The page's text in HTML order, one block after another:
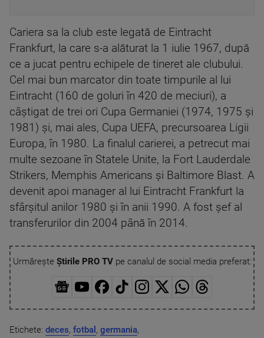
Cariera sa la club este legată de Eintracht
Frankfurt, la care s-a alăturat la 1 iulie 1967, după
ce a jucat pentru echipele de tineret ale clubului.
Cel mai bun marcator din toate timpurile al lui
Eintracht (160 de goluri în 420 de meciuri), a
câştigat de trei ori Cupa Germaniei (1974, 1975 şi
1981) şi, mai ales, Cupa UEFA, precursoarea Ligii
Europa, în 1980. La finalul carierei, a petrecut mai
multe sezoane în Statele Unite, la Fort Lauderdale
Strikers, Memphis Americans şi Baltimore Blast. A
devenit apoi manager al lui Eintracht Frankfurt la
sfârşitul anilor 1980 şi în anii 1990. A fost şef al
transferurilor din 2004 până în 2014.
Urmărește Știrile PRO TVpe canalul de social media preferat:
Etichete: deces, fotbal , germania,